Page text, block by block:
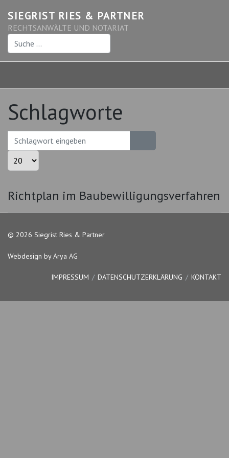
SIEGRIST RIES & PARTNER
RECHTSANWÄLTE UND NOTARIAT
Suchen
Schlagworte
Schlagwort eingeben
Anzeige #
Richtplan im Baubewilligungsverfahren
© 2026 Siegrist Ries & Partner
Webdesign by Arya AG
IMPRESSUM DATENSCHUTZERKLÄRUNG KONTAKT